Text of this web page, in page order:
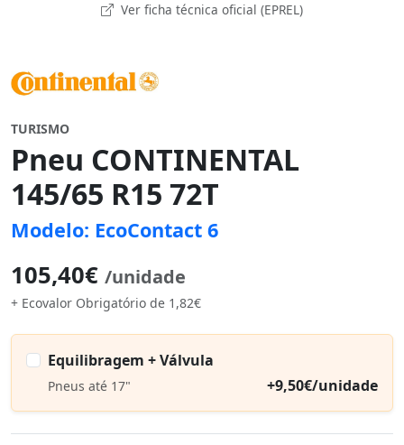
Ver ficha técnica oficial (EPREL)
TURISMO
Pneu CONTINENTAL
145/65 R15 72T
Modelo: EcoContact 6
105,40€ /unidade
+ Ecovalor Obrigatório de 1,82€
Equilibragem + Válvula
Pneus até 17" +9,50€/unidade